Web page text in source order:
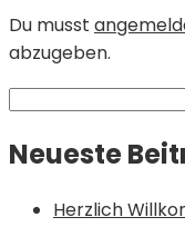
Du musst
abzugeben.
Search
Neueste
Herzlich